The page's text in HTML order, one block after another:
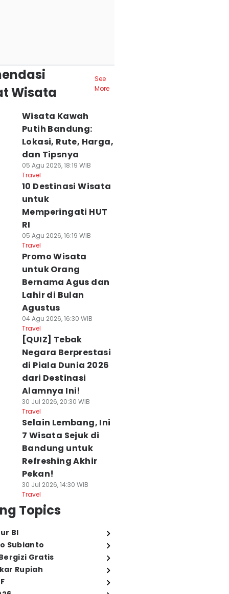
Wisata
See
More
Wisata Kawah
Putih Bandung:
Lokasi, Rute, Harga,
dan Tipsnya
05 Agu 2026, 18:19 WIB
Travel
10 Destinasi Wisata
untuk
Memperingati HUT
RI
05 Agu 2026, 16:19 WIB
Travel
Promo Wisata
untuk Orang
Bernama Agus dan
Lahir di Bulan
Agustus
04 Agu 2026, 16:30 WIB
Travel
[QUIZ] Tebak
Negara Berprestasi
di Piala Dunia 2026
dari Destinasi
Alamnya Ini!
30 Jul 2026, 20:30 WIB
Travel
Selain Lembang, Ini
7 Wisata Sejuk di
Bandung untuk
Refreshing Akhir
Pekan!
30 Jul 2026, 14:30 WIB
Travel
Topics
BI
Subianto
Gratis
Rupiah